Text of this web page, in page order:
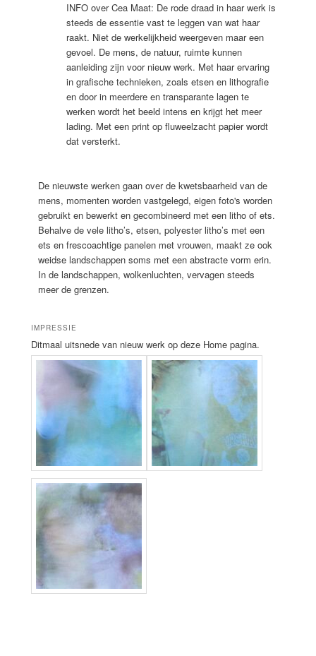
INFO over Cea Maat: De rode draad in haar werk is
steeds de essentie vast te leggen van wat haar
raakt. Niet de werkelijkheid weergeven maar een
gevoel. De mens, de natuur, ruimte kunnen
aanleiding zijn voor nieuw werk. Met haar ervaring
in grafische technieken, zoals etsen en lithografie
en door in meerdere en transparante lagen te
werken wordt het beeld intens en krĳgt het meer
lading. Met een print op fluweelzacht papier wordt
dat versterkt.
De nieuwste werken gaan over de kwetsbaarheid van de
mens, momenten worden vastgelegd, eigen foto's worden
gebruikt en bewerkt en gecombineerd met een litho of ets.
Behalve de vele litho’s, etsen, polyester litho’s met een
ets en frescoachtige panelen met vrouwen, maakt ze ook
weidse landschappen soms met een abstracte vorm erin.
In de landschappen, wolkenluchten, vervagen steeds
meer de grenzen.
IMPRESSIE
Ditmaal uitsnede van nieuw werk op deze Home pagina.